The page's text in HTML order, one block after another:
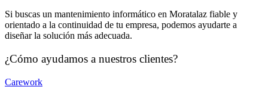
Si buscas un mantenimiento informático en Moratalaz fiable y
orientado a la continuidad de tu empresa, podemos ayudarte a
diseñar la solución más adecuada.
¿Cómo ayudamos a nuestros clientes?
Carework